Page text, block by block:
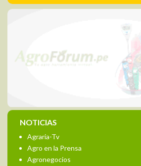
NOTICIAS
Agraria-Tv
Agro en la Prensa
Agronegocios